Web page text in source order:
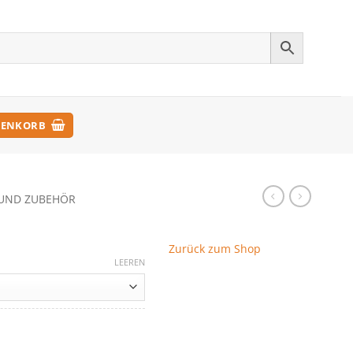
ZUBEHÖR
LEEREN
Zurück zum Shop